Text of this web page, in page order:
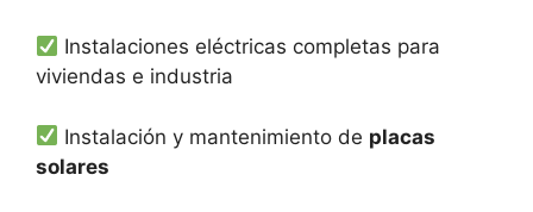
Instalaciones eléctricas completas para
viviendas e industria
Instalación y mantenimiento de placas
solares